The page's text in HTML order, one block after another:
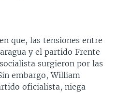
que, las tensiones entre
y el partido Frente
surgieron por las
embargo, William
oficialista, niega